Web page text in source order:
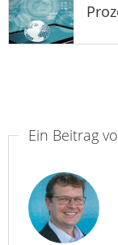
Ein Beitrag